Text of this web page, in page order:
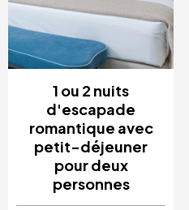
1 ou 2 nuits
d'escapade
romantique avec
petit-déjeuner
pour deux
personnes